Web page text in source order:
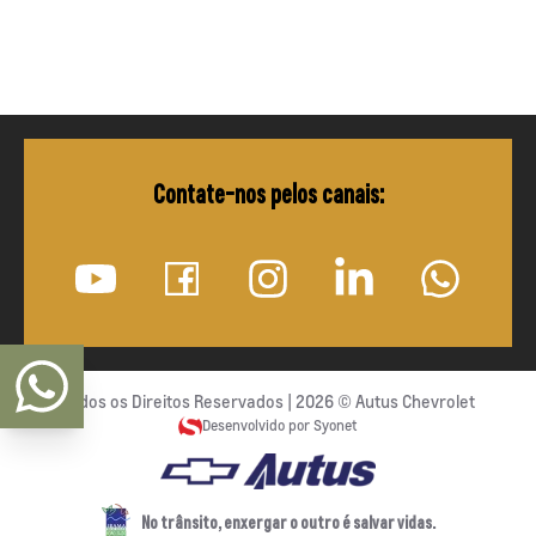
Contate-nos pelos canais:
Todos os Direitos Reservados | 2026 © Autus Chevrolet
Desenvolvido por Syonet
No trânsito, enxergar o outro é salvar vidas.